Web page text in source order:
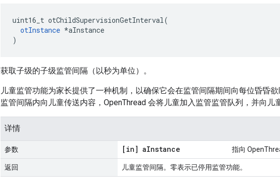
uint16_t otChildSupervisionGetInterval(
otInstance *aInstance
)
获取子级的子级监管间隔（以秒为单位）。
儿童监管功能为家长提供了一种机制，以确保它会在监管间隔期间向每位昏昏
监管间隔内向儿童传送内容，OpenThread 会将儿童加入监管监管队列，并向儿
详情
参数 [in] aInstance 指向
返回 儿童监管间隔。零表示已停用监管功能。